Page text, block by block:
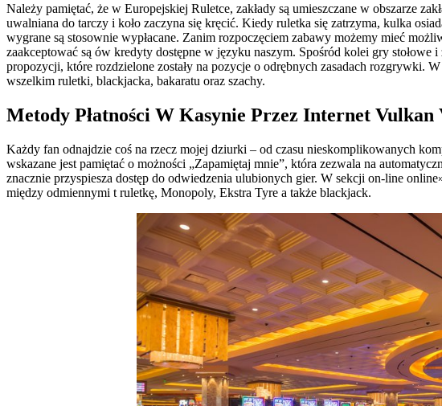
Należy pamiętać, że w Europejskiej Ruletce, zakłady są umieszczane w obszarze
uwalniana do tarczy i koło zaczyna się kręcić. Kiedy ruletka się zatrzyma, kulka
wygrane są stosownie wypłacane. Zanim rozpoczęciem zabawy możemy mieć
zaakceptować są ów kredyty dostępne w języku naszym. Spośród kolei gry stołowe
propozycji, które rozdzielone zostały na pozycje o odrębnych zasadach rozgrywki.
wszelkim ruletki, blackjacka, bakaratu oraz szachy.
Metody Płatności W Kasynie Przez Internet Vulkan
Każdy fan odnajdzie coś na rzecz mojej dziurki – od czasu nieskomplikowanych
wskazane jest pamiętać o możności „Zapamiętaj mnie”, która zezwala na
znacznie przyspiesza dostęp do odwiedzenia ulubionych gier. W sekcji on-line
między odmiennymi t ruletkę, Monopoly, Ekstra Tyre a także blackjack.